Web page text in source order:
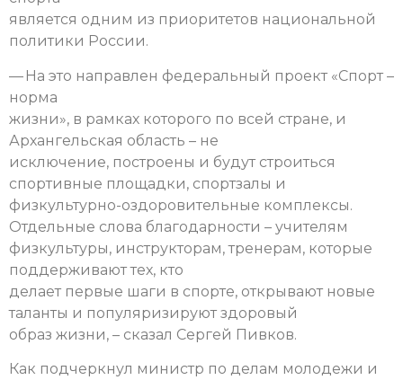
является одним из приоритетов национальной
политики России.
— На это направлен федеральный проект «Спорт –
норма
жизни», в рамках которого по всей стране, и
Архангельская область – не
исключение, построены и будут строиться
спортивные площадки, спортзалы и
физкультурно-оздоровительные комплексы.
Отдельные слова благодарности – учителям
физкультуры, инструкторам, тренерам, которые
поддерживают тех, кто
делает первые шаги в спорте, открывают новые
таланты и популяризируют здоровый
образ жизни, – сказал Сергей Пивков.
Как подчеркнул министр по делам молодежи и